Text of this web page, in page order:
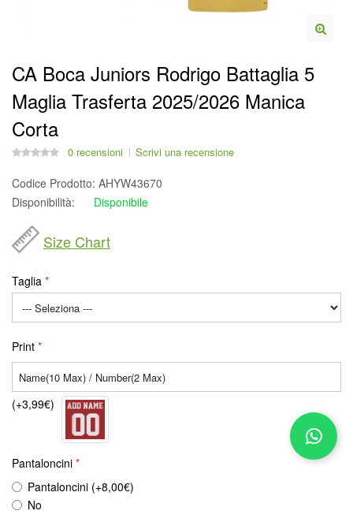
CA Boca Juniors Rodrigo Battaglia 5
Maglia Trasferta 2025/2026 Manica
Corta
0 recensioni Scrivi una recensione
Codice Prodotto: AHYW43670
Disponibilità:
Disponibile
Size Chart
Taglia
Print
(+3,99€)
Pantaloncini
Pantaloncini (+8,00€)
No